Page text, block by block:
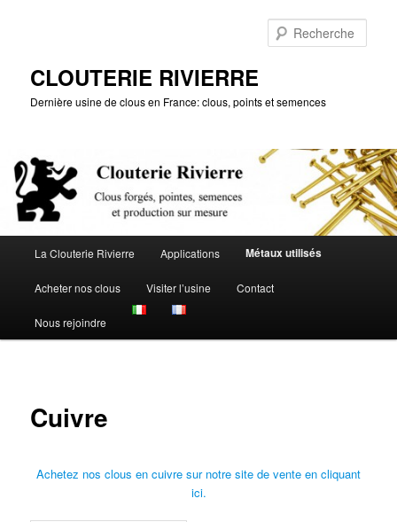
CLOUTERIE RIVIERRE
Dernière usine de clous en France: clous, points et semences
La Clouterie Rivierre Applications Métaux utilisés
Acheter nos clous Visiter l’usine Contact
Nous rejoindre
Cuivre
Achetez nos clous en cuivre sur notre site de vente en cliquant
ici.